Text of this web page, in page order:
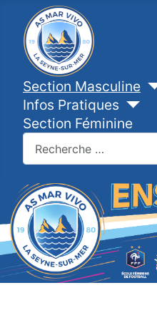
Section Masculine
Infos Pratiques
Section Féminine